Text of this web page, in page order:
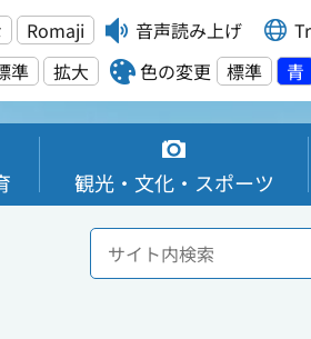
Romaji 音声読み上げ
準 拡大 色の変更 標準 青
観光・文化・スポーツ